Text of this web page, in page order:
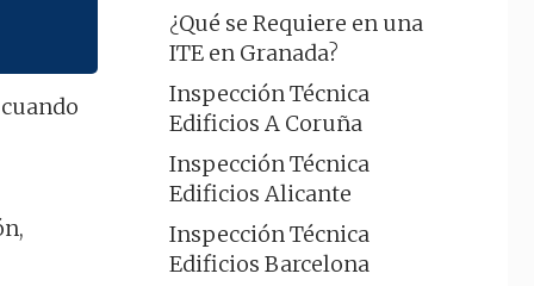
¿Qué se Requiere en una
ITE en Granada?
Inspección Técnica
Edificios A Coruña
Inspección Técnica
Edificios Alicante
Inspección Técnica
Edificios Barcelona